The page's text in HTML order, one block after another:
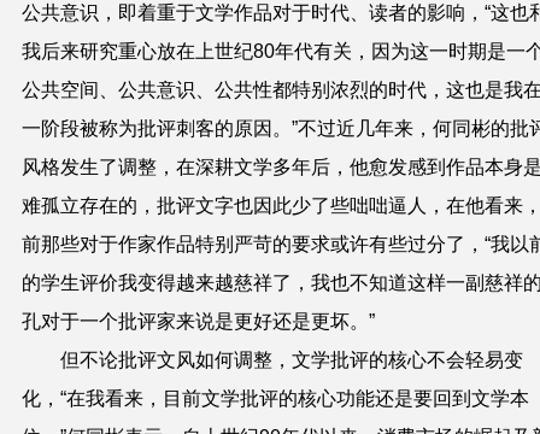
公共意识，即着重于文学作品对于时代、读者的影响，“这也
我后来研究重心放在上世纪80年代有关，因为这一时期是一
公共空间、公共意识、公共性都特别浓烈的时代，这也是我
一阶段被称为批评刺客的原因。”不过近几年来，何同彬的批
风格发生了调整，在深耕文学多年后，他愈发感到作品本身
难孤立存在的，批评文字也因此少了些咄咄逼人，在他看来
前那些对于作家作品特别严苛的要求或许有些过分了，“我以
的学生评价我变得越来越慈祥了，我也不知道这样一副慈祥
孔对于一个批评家来说是更好还是更坏。”
但不论批评文风如何调整，文学批评的核心不会轻易变
化，“在我看来，目前文学批评的核心功能还是要回到文学本